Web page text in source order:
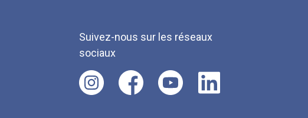
Suivez-nous sur les réseaux
sociaux